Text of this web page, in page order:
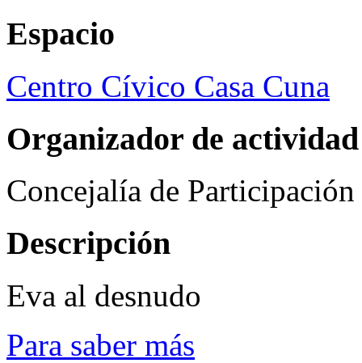
Espacio
Centro Cívico Casa Cuna
Organizador de actividad
Concejalía de
Descripción
Eva al desnudo
Para saber más